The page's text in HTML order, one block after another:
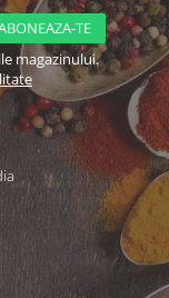
magazinului.